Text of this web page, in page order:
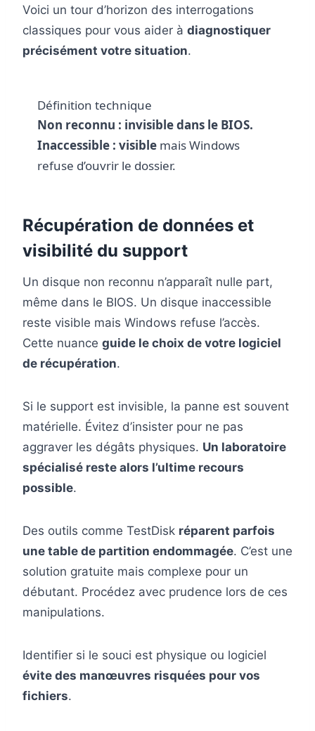
Voici un tour d’horizon des interrogations
classiques pour vous aider à diagnostiquer
précisément votre situation.
Définition technique
Non reconnu : invisible dans le BIOS.
Inaccessible : visible mais Windows
refuse d’ouvrir le dossier.
Récupération de données et
visibilité du support
Un disque non reconnu n’apparaît nulle part,
même dans le BIOS. Un disque inaccessible
reste visible mais Windows refuse l’accès.
Cette nuance guide le choix de votre logiciel
de récupération.
Si le support est invisible, la panne est souvent
matérielle. Évitez d’insister pour ne pas
aggraver les dégâts physiques. Un laboratoire
spécialisé reste alors l’ultime recours
possible.
Des outils comme TestDisk réparent parfois
une table de partition endommagée. C’est une
solution gratuite mais complexe pour un
débutant. Procédez avec prudence lors de ces
manipulations.
Identifier si le souci est physique ou logiciel
évite des manœuvres risquées pour vos
fichiers.